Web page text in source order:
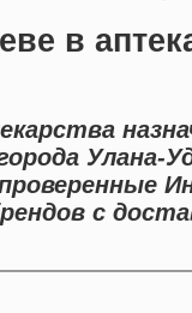
в
Улана-
с